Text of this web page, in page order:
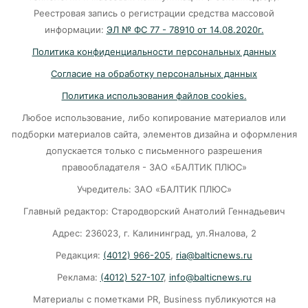
07-08-2026
Убийцу участника СВО в Балтийске посадили
В Калининграде «КамАЗ» сбил скутериста
07-08-2026
Губернатор объяснил, откуда берутся пустые
колонки на заправках в Калининграде
06-08-2026
«Губернатор против ям»: Беспрозванных
Реестровая запись о регистрации средства массовой
информации: ЭЛ № ФС 77 - 78910 от 14.08.2020г.
Политика конфиденциальности персональных данных
Согласие на обработку персональных данных
Политика использования файлов cookies.
Любое использование, либо копирование материалов или
подборки материалов сайта, элементов дизайна и оформления
допускается только с письменного разрешения
правообладателя - ЗАО «БАЛТИК ПЛЮС»
Учредитель: ЗАО «БАЛТИК ПЛЮС»
Главный редактор: Стародворский Анатолий Геннадьевич
Адрес: 236023, г. Калининград, ул.Яналова, 2
Редакция: (4012) 966-205, ria@balticnews.ru
Реклама: (4012) 527-107, info@balticnews.ru
Материалы с пометками PR, Business публикуются на